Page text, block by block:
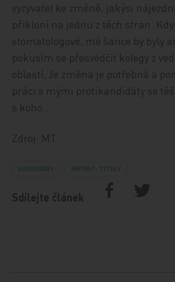
vyzyvatel ke změně, jakýsi
přikloní na jednu z těch stran.
stomatologové, mé šance by byly
pokusím se přesvědčit kolegy z
oblastí, že změna je potřebná a
práci s mými protikandidáty se
s koho…
Zdroj: MT
ROZHOVORY IMPORT: TITULY
Sdílejte článek